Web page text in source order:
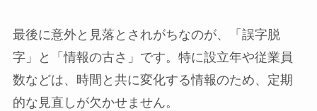
最後に意外と見落とされがちなのが、「誤字脱
字」と「情報の古さ」です。特に設立年や従業員
数などは、時間と共に変化する情報のため、定期
的な見直しが欠かせません。